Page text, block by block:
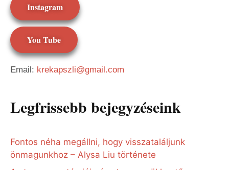
Instagram
You Tube
Email: krekapszli@gmail.com
Legfrissebb bejegyzéseink
Fontos néha megállni, hogy visszataláljunk
önmagunkhoz – Alysa Liu története